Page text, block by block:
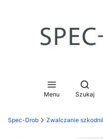
Menu Szukaj
Spec-Drob Zwalczanie